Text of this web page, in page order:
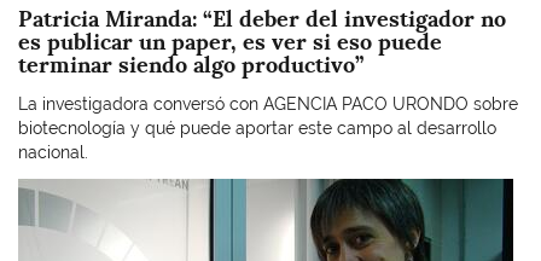
Patricia Miranda: “El deber del investigador no
es publicar un paper, es ver si eso puede
terminar siendo algo productivo”
La investigadora conversó con AGENCIA PACO URONDO sobre
biotecnología y qué puede aportar este campo al desarrollo
nacional.
Imagen